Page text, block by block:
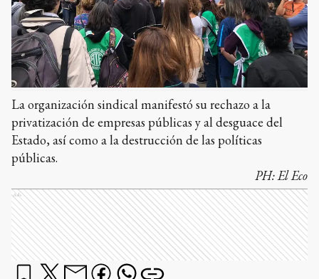
La organización sindical manifestó su rechazo a la
privatización de empresas públicas y al desguace del
Estado, así como a la destrucción de las políticas
públicas.
PH:El Eco
Ads